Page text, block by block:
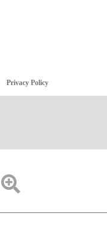
Privacy Policy